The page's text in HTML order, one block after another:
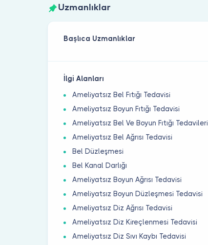
Uzmanlıklar
Başlıca Uzmanlıklar
İlgi Alanları
Ameliyatsız Bel Fıtığı Tedavisi
Ameliyatsız Boyun Fıtığı Tedavisi
Ameliyatsız Bel Ve Boyun Fıtığı Tedavileri
Ameliyatsız Bel Ağrısı Tedavisi
Bel Düzleşmesi
Bel Kanal Darlığı
Ameliyatsız Boyun Ağrısı Tedavisi
Ameliyatsız Boyun Düzleşmesi Tedavisi
Ameliyatsız Diz Ağrısı Tedavisi
Ameliyatsız Diz Kireçlenmesi Tedavisi
Ameliyatsız Diz Sıvı Kaybı Tedavisi